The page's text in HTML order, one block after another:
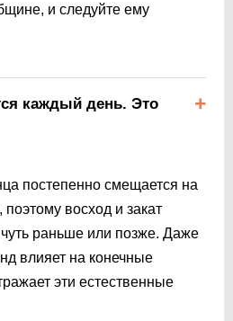
и следуйте ему
каждый день. Это
постепенно смещается на
восход и закат
раньше или позже. Даже
влияет на конечные
эти естественные